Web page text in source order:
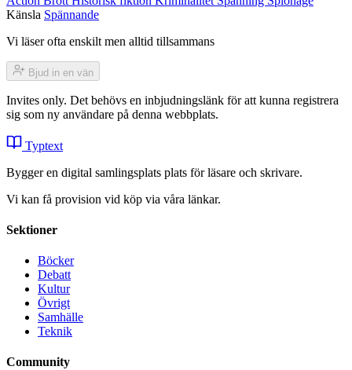
Känsla Spännande
Vi läser ofta enskilt men alltid tillsammans
Bjud in en vän
Invites only. Det behövs en inbjudningslänk för att kunna registrera
sig som ny användare på denna webbplats.
Typtext
Bygger en digital samlingsplats plats för läsare och skrivare.
Vi kan få provision vid köp via våra länkar.
Sektioner
Böcker
Debatt
Kultur
Övrigt
Samhälle
Teknik
Community